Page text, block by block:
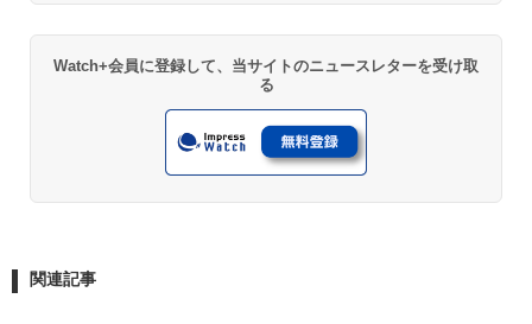
Watch+会員に登録して、当サイトのニュースレターを受け取
る
関連記事